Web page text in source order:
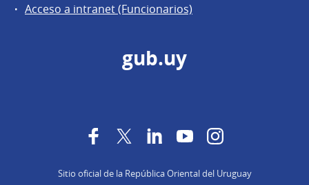
Acceso a intranet (Funcionarios)
gub.uy
FacebookTwitter LinkedInYouTubeInstagram
Sitio oficial de la República Oriental del Uruguay